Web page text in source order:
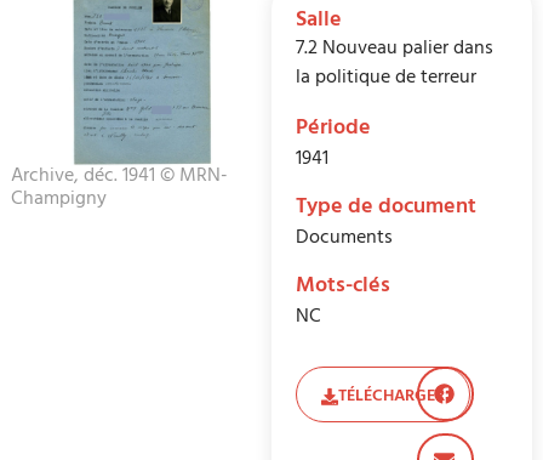
Archive, déc. 1941 © MRN-
Champigny
Salle
7.2 Nouveau palier dans
la politique de terreur
Période
1941
Type de document
Documents
Mots-clés
NC
TÉLÉCHARGER